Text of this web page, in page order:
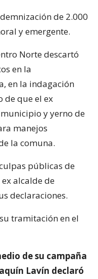
de 2.000
y emergente.
Norte descartó
en la
en la indagación
de que el ex
y yerno de
manejos
la comuna.
públicas de
alcalde de
declaraciones.
tramitación en el
de su campaña
Lavín declaró